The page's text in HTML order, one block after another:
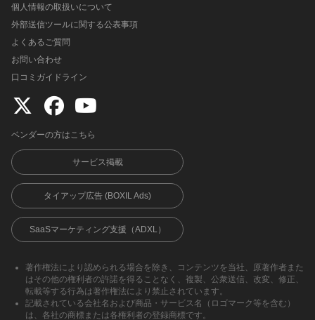
個人情報の取扱いについて
外部送信ツールに関する公表事項
よくあるご質問
お問い合わせ
口コミガイドライン
ベンダーの方はこちら
サービス掲載
タイアップ広告 (BOXIL Ads)
SaaSマーケティング支援（ADXL）
著作権法により認められる場合を除き、コンテンツを当社、原著作者また
はその他の権利者の許諾を得ることなく、複製、公衆送信、改変、修正、
転載等する行為は著作権法により禁止されています。
記載されている会社名および商品・サービス名（ロゴマーク等を含む）
は、各社の商標または各権利者の登録商標です。